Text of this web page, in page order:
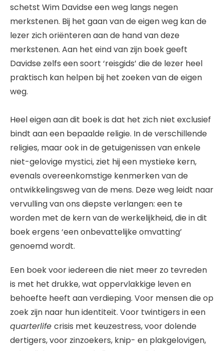
schetst Wim Davidse een weg langs negen
merkstenen. Bij het gaan van de eigen weg kan de
lezer zich oriënteren aan de hand van deze
merkstenen. Aan het eind van zijn boek geeft
Davidse zelfs een soort ‘reisgids’ die de lezer heel
praktisch kan helpen bij het zoeken van de eigen
weg.
Heel eigen aan dit boek is dat het zich niet exclusief
bindt aan een bepaalde religie. In de verschillende
religies, maar ook in de getuigenissen van enkele
niet-gelovige mystici, ziet hij een mystieke kern,
evenals overeenkomstige kenmerken van de
ontwikkelingsweg van de mens. Deze weg leidt naar
vervulling van ons diepste verlangen: een te
worden met de kern van de werkelijkheid, die in dit
boek ergens ‘een onbevattelijke omvatting’
genoemd wordt.
Een boek voor iedereen die niet meer zo tevreden
is met het drukke, wat oppervlakkige leven en
behoefte heeft aan verdieping. Voor mensen die op
zoek zijn naar hun identiteit. Voor twintigers in een
quarterlife crisis met keuzestress, voor dolende
dertigers, voor zinzoekers, knip- en plakgelovigen,